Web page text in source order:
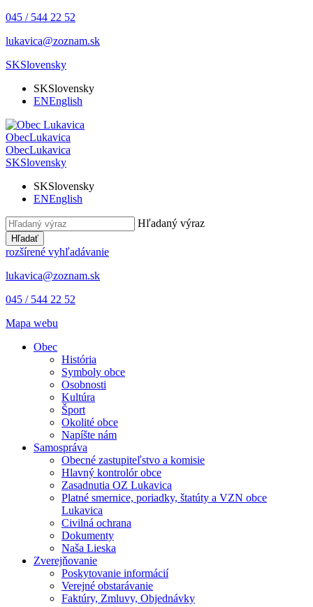
045 / 544 22 52
lukavica@zoznam.sk
SKSlovensky
SKSlovensky
ENEnglish
ObecLukavica
ObecLukavica
SKSlovensky
SKSlovensky
ENEnglish
Hľadaný výraz
Hľadať
rozšírené vyhľadávanie
lukavica@zoznam.sk
045 / 544 22 52
Mapa webu
Obec
História
Symboly obce
Osobnosti
Kultúra
Šport
Okolité obce
Napíšte nám
Samospráva
Obecné zastupiteľstvo a komisie
Hlavný kontrolór obce
Zasadnutia OZ Lukavica
Platné smernice, poriadky, štatúty a VZN obce
Lukavica
Civilná ochrana
Dokumenty
Naša Lieska
Zverejňovanie
Poskytovanie informácií
Verejné obstarávanie
Faktúry, Zmluvy, Objednávky